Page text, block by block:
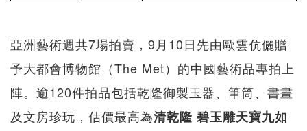
亞洲藝術週共7場拍賣，9月10日先由歐雲伉儷贈
予大都會博物館（The Met）的中國藝術品專拍上
陣。逾120件拍品包括乾隆御製玉器、筆筒、書畫
及文房珍玩，估價最高為清乾隆 碧玉雕天寶九如